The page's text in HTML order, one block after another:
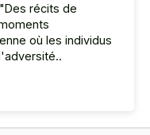
récits de
où les individus